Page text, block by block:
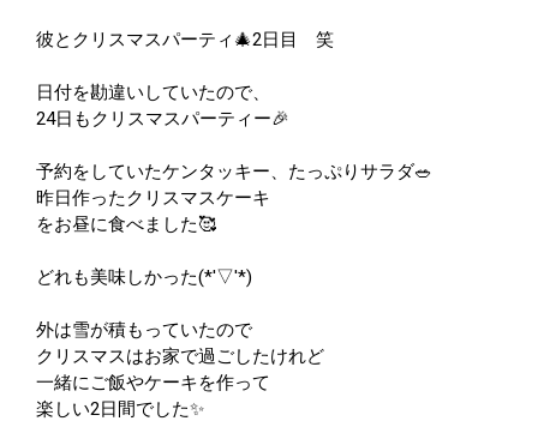
彼とクリスマスパーティ🎄2日目 笑
日付を勘違いしていたので、
24日もクリスマスパーティー🎉
予約をしていたケンタッキー、たっぷりサラダ🥗
昨日作ったクリスマスケーキ
をお昼に食べました🥰
どれも美味しかった(*'▽'*)
外は雪が積もっていたので
クリスマスはお家で過ごしたけれど
一緒にご飯やケーキを作って
楽しい2日間でした✨